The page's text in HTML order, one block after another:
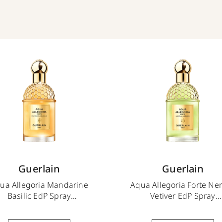
Guerlain
Allegoria Mandarine
Basilic EdP Spray
Guerlain
Aqua Allegoria Forte
Vetiver EdP Spray